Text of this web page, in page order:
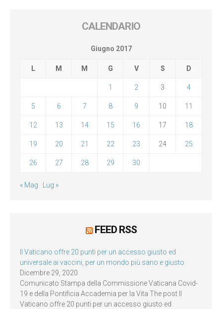
CALENDARIO
Giugno 2017
L M M G V S D
1 2 3 4
5 6 7 8 9 10 11
12 13 14 15 16 17 18
19 20 21 22 23 24 25
26 27 28 29 30
« Mag Lug »
FEED RSS
Il Vaticano offre 20 punti per un accesso giusto ed
universale ai vaccini, per un mondo più sano e giusto
Dicembre 29, 2020
Comunicato Stampa della Commissione Vaticana Covid-
19 e della Pontificia Accademia per la Vita The post Il
Vaticano offre 20 punti per un accesso giusto ed